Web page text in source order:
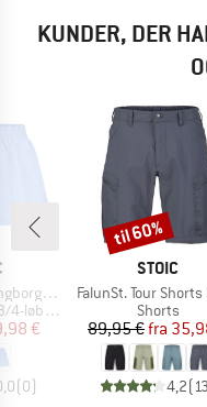
KUNDER, DER
Light Shorts
pris
€
(0)
MÆRKE
STOIC
Artikel
FalunSt. Tour
Shorts
Pris
89,95 € Nedsat
fra
4,2(13
Rabat
til 60%